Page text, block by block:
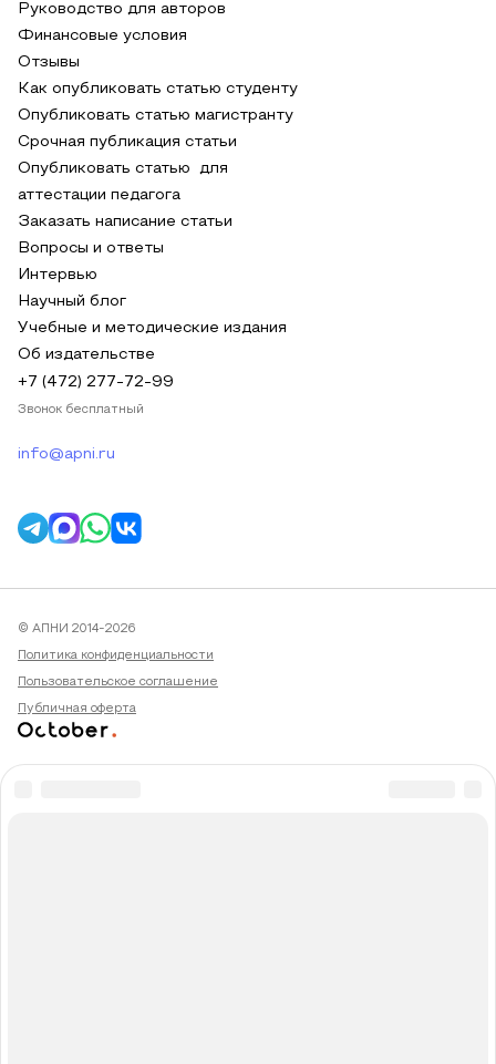
Руководство для авторов
Финансовые условия
Отзывы
Как опубликовать статью студенту
Опубликовать статью магистранту
Срочная публикация статьи
Опубликовать статью для
аттестации педагога
Заказать написание статьи
Вопросы и ответы
Интервью
Научный блог
Учебные и методические издания
Об издательстве
+7 (472) 277-72-99
Звонок бесплатный
info@apni.ru
© АПНИ 2014-2026
Политика конфиденциальности
Пользовательское соглашение
Публичная оферта